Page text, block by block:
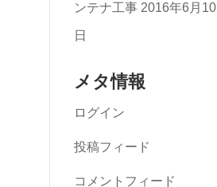
ンテナ工事 2016年6月10
日
メタ情報
ログイン
投稿フィード
コメントフィード